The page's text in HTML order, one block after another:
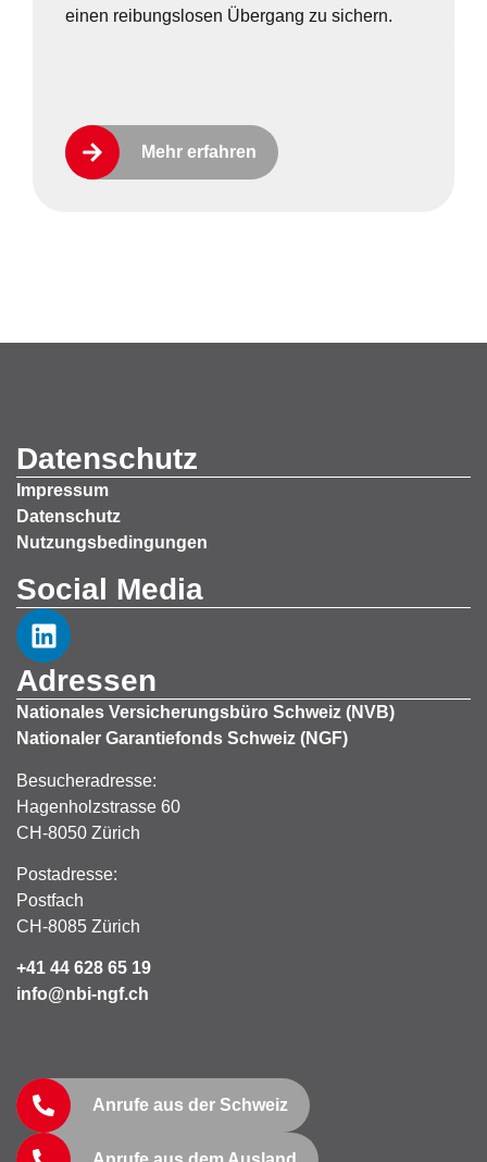
einen reibungslosen Übergang zu sichern.
Mehr erfahren
Datenschutz
Impressum
Datenschutz
Nutzungsbedingungen
Social Media
Adressen
Nationales Versicherungsbüro Schweiz (NVB)
Nationaler Garantiefonds Schweiz (NGF)
Besucheradresse:
Hagenholzstrasse 60
CH-8050 Zürich
Postadresse:
Postfach
CH-8085 Zürich
+41 44 628 65 19
info@nbi-ngf.ch
Anrufe aus der Schweiz